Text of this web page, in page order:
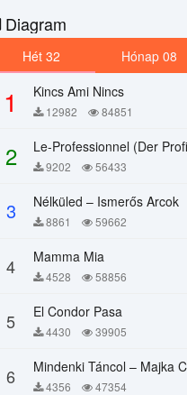
Diagram
Hét 32 Hónap 08
1 Kincs Ami Nincs
12982 84851
2 9202 56433
3 Nélküled – Ismerős Arcok
8861 59662
4 Mamma Mia
4528 58856
5 El Condor Pasa
4430 39905
6 4356 47354